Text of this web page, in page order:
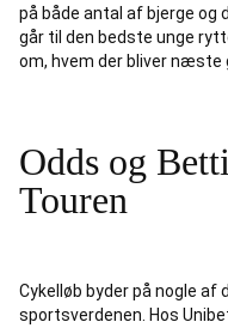
på både antal af bjerge og
går til den bedste unge
om, hvem der bliver næste
Odds og
Touren
Cykelløb byder på nogle af
sportsverdenen. Hos